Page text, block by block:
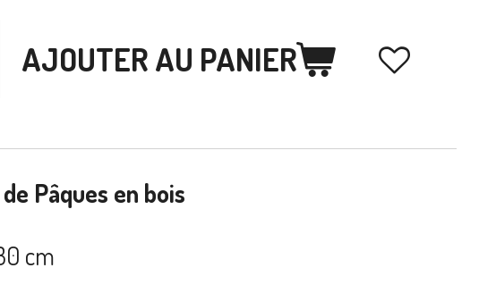
AJOUTER AU PANIER
Pâques en bois
cm